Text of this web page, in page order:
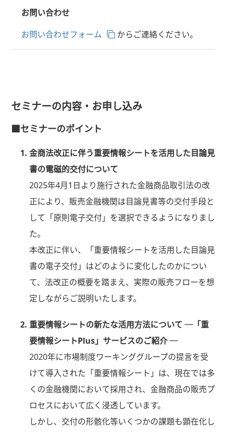
お問い合わせ
お問い合わせフォーム
からご連絡ください。
セミナーの内容・お申し込み
■セミナーのポイント
金商法改正に伴う重要情報シートを活用した目論見
書の電磁的交付について
2025年4月1日より施行された金融商品取引法の改
正により、販売金融機関は目論見書等の交付手段と
して「原則電子交付」を選択できるようになりまし
た。
本改正に伴い、「重要情報シートを活用した目論見
書の電子交付」はどのように変化したのかについ
て、法改正の概要を踏まえ、実際の販売フローを想
定しながらご説明いたします。
重要情報シートの新たな活用方法について ─「重
要情報シートPlus」サービスのご紹介 ─
2020年に市場制度ワーキンググループの提言を受
けて導入された「重要情報シート」は、現在では多
くの金融機関において採用され、金融商品の販売プ
ロセスにおいて広く浸透しています。
しかし、交付の形骸化等いくつかの課題も顕在化し